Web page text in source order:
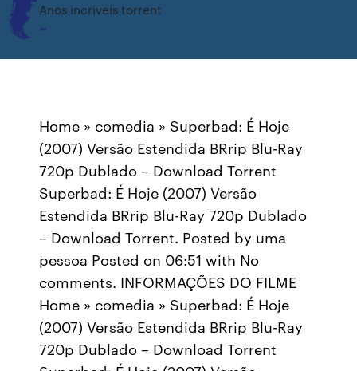
Anos incriveis torrent
Home » comedia » Superbad: É Hoje
(2007) Versão Estendida BRrip Blu-Ray
720p Dublado – Download Torrent
Superbad: É Hoje (2007) Versão
Estendida BRrip Blu-Ray 720p Dublado
– Download Torrent. Posted by uma
pessoa Posted on 06:51 with No
comments. INFORMAÇÕES DO FILME
Home » comedia » Superbad: É Hoje
(2007) Versão Estendida BRrip Blu-Ray
720p Dublado – Download Torrent